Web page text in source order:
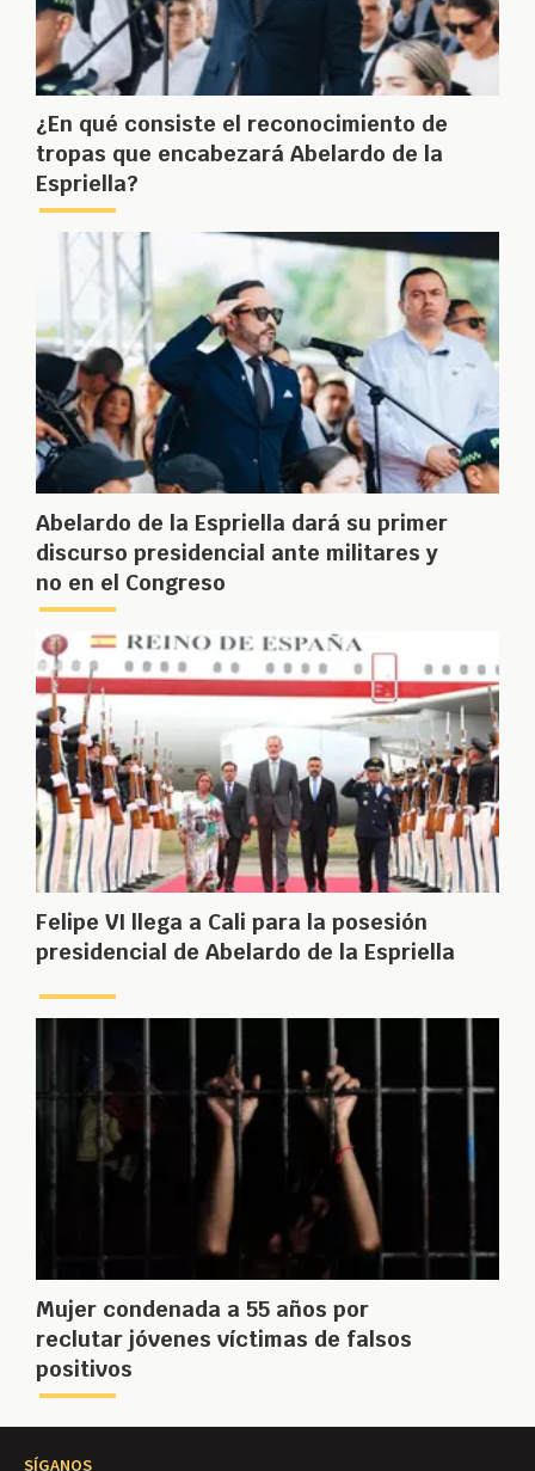
¿En qué consiste el reconocimiento de
tropas que encabezará Abelardo de la
Espriella?
Abelardo de la Espriella dará su primer
discurso presidencial ante militares y
no en el Congreso
Felipe VI llega a Cali para la posesión
presidencial de Abelardo de la Espriella
Mujer condenada a 55 años por
reclutar jóvenes víctimas de falsos
positivos
SÍGANOS